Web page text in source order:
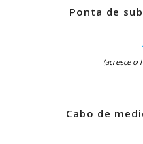
Ponta de
(acresce o
Cabo de